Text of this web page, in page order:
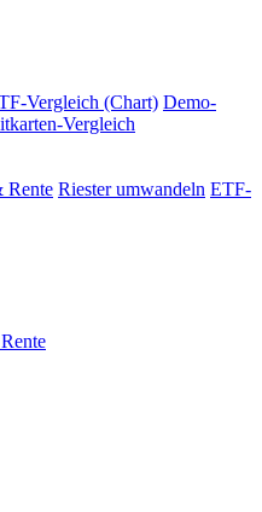
Vergleich (Chart) Demo-
Vergleich
Rente Riester umwandeln ETF-